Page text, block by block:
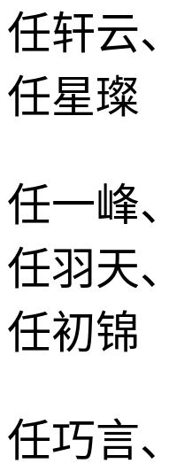
任轩云
任星璨
任一峰
任羽天
任初锦
任巧言